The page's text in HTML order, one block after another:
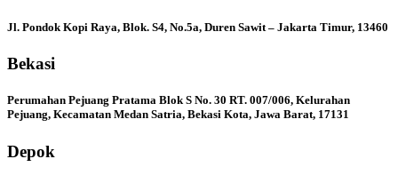
Jl. Pondok Kopi Raya, Blok. S4, No.5a, Duren Sawit – Jakarta Timur, 13460
Bekasi
Perumahan Pejuang Pratama Blok S No. 30 RT. 007/006, Kelurahan
Pejuang, Kecamatan Medan Satria, Bekasi Kota, Jawa Barat, 17131
Depok